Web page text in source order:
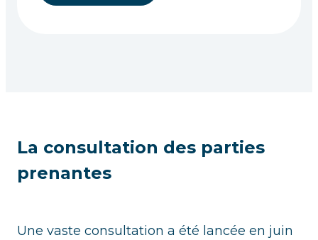
La consultation des parties
prenantes
Une vaste consultation a été lancée en juin